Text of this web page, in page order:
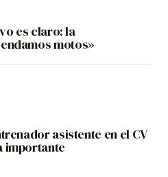
es claro: la
motos»
asistente en el CV
importante